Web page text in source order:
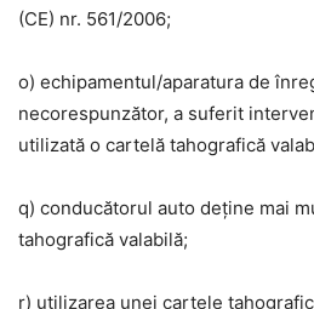
(CE) nr. 561/2006;
o) echipamentul/aparatura de
necorespunzător, a suferit
utilizată o cartelă tahografică
q) conducătorul auto deține mai
tahografică valabilă;
r) utilizarea unei cartele